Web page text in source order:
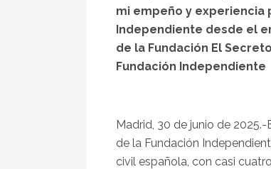
mi empeño y experiencia
Independiente desde el
de la Fundación El
Fundación Independiente
Madrid, 30 de junio de
de la Fundación
civil española, con casi